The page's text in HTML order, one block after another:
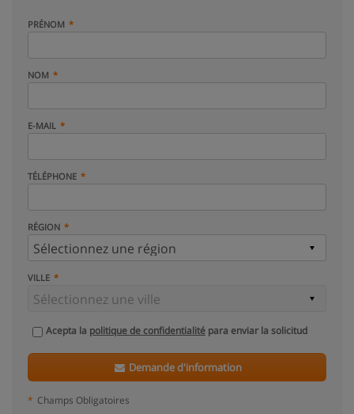
PRÉNOM
NOM
E-MAIL
TÉLÉPHONE
RÉGION
VILLE
Acepta la politique de confidentialité para enviar la solicitud
Demande d'information
* Champs Obligatoires